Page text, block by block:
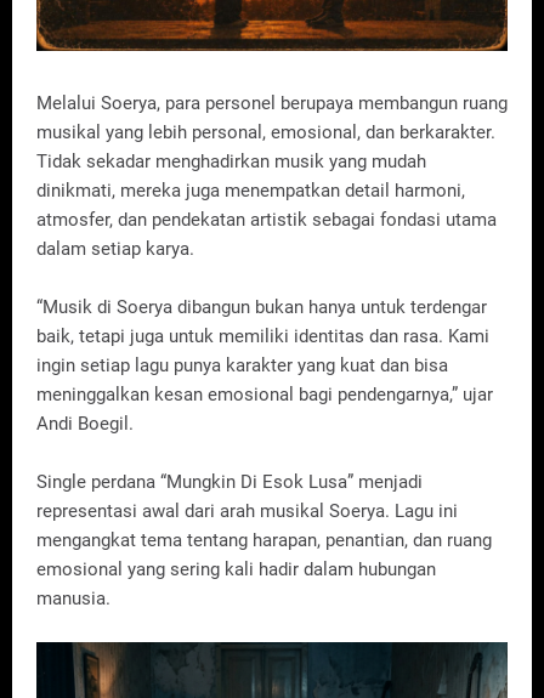
Melalui Soerya, para personel berupaya membangun ruang
musikal yang lebih personal, emosional, dan berkarakter.
Tidak sekadar menghadirkan musik yang mudah
dinikmati, mereka juga menempatkan detail harmoni,
atmosfer, dan pendekatan artistik sebagai fondasi utama
dalam setiap karya.
“Musik di Soerya dibangun bukan hanya untuk terdengar
baik, tetapi juga untuk memiliki identitas dan rasa. Kami
ingin setiap lagu punya karakter yang kuat dan bisa
meninggalkan kesan emosional bagi pendengarnya,” ujar
Andi Boegil.
Single perdana “Mungkin Di Esok Lusa” menjadi
representasi awal dari arah musikal Soerya. Lagu ini
mengangkat tema tentang harapan, penantian, dan ruang
emosional yang sering kali hadir dalam hubungan
manusia.